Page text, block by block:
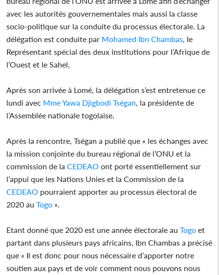
avec les autorités gouvernementales mais aussi la classe
socio-politique sur la conduite du processus électorale. La
délégation est conduite par Mohamed Ibn Chambas , le
Représentant spécial des deux institutions pour l’Afrique de
l’Ouest et le Sahel,
Après son arrivée à Lomé, la délégation s’est entretenue ce
lundi avec Mme Yawa Djigbodi Tségan , la présidente de
l’Assemblée nationale togolaise.
Après la rencontre, Tségan a publié que « les échanges avec
la mission conjointe du bureau régional de l’ONU et la
commission de la CEDEAO ont porté essentiellement sur
l’appui que les Nations Unies et la Commission de la
CEDEAO pourraient apporter au processus électoral de
2020 auTogo ».
Etant donné que 2020 est une année électorale auTogo et
partant dans plusieurs pays africains, Ibn Chambas a précisé
que « Il est donc pour nous nécessaire d’apporter notre
soutien aux pays et de voir comment nous pouvons nous